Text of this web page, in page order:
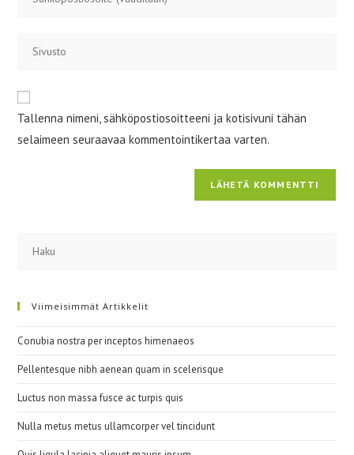
sähköpostiosoitteesi
osoite/URL
(valinnainen)
Tallenna nimeni, sähköpostiosoitteeni ja kotisivuni tähän
selaimeen seuraavaa kommentointikertaa varten.
Viimeisimmät Artikkelit
Conubia nostra per inceptos himenaeos
Pellentesque nibh aenean quam in scelerisque
Luctus non massa fusce ac turpis quis
Nulla metus metus ullamcorper vel tincidunt